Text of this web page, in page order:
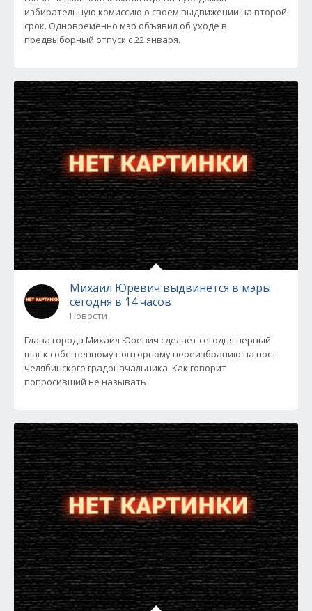
избирательную комиссию о своем выдвижении на второй
срок. Одновременно мэр объявил об уходе в
предвыборный отпуск с 22 января.
Михаил Юревич выдвинется в мэры
сегодня в 14 часов
Новости
Глава города Михаил Юревич сделает сегодня первый
шаг к собственному повторному переизбранию на пост
челябинского градоначальника. Как говорит
попросивший не называть